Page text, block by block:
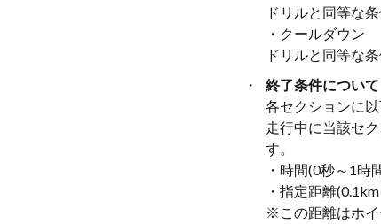
ドリルと同等な
・クールダウン
ドリルと同等な
終了条件について
各セクションに
走行中に当該セ
す。
・時間(0秒～1時
・指定距離
※この距離はホ